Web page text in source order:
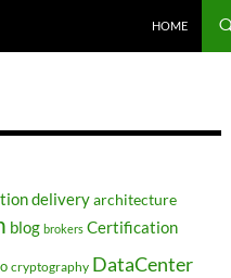
HOME
deliveryarchitecture
blog brokers Certification
cryptography DataCenter